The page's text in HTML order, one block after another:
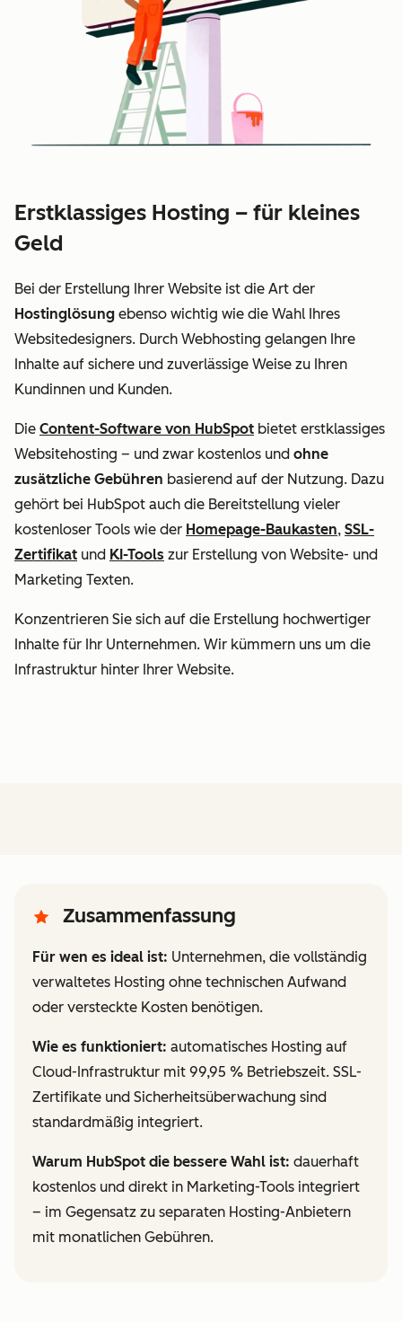
Erstklassiges Hosting – für kleines
Geld
Bei der Erstellung Ihrer Website ist die Art der
Hostinglösung ebenso wichtig wie die Wahl Ihres
Websitedesigners. Durch Webhosting gelangen Ihre
Inhalte auf sichere und zuverlässige Weise zu Ihren
Kundinnen und Kunden.
Die Content-Software von HubSpot bietet erstklassiges
Websitehosting – und zwar kostenlos und ohne
zusätzliche Gebühren basierend auf der Nutzung. Dazu
gehört bei HubSpot auch die Bereitstellung vieler
kostenloser Tools wie der Homepage-Baukasten, SSL-
Zertifikat und KI-Tools zur Erstellung von Website- und
Marketing Texten.
Konzentrieren Sie sich auf die Erstellung hochwertiger
Inhalte für Ihr Unternehmen. Wir kümmern uns um die
Infrastruktur hinter Ihrer Website.
Zusammenfassung
Für wen es ideal ist: Unternehmen, die vollständig
verwaltetes Hosting ohne technischen Aufwand
oder versteckte Kosten benötigen.
Wie es funktioniert: automatisches Hosting auf
Cloud-Infrastruktur mit 99,95 % Betriebszeit. SSL-
Zertifikate und Sicherheitsüberwachung sind
standardmäßig integriert.
Warum HubSpot die bessere Wahl ist: dauerhaft
kostenlos und direkt in Marketing-Tools integriert
– im Gegensatz zu separaten Hosting-Anbietern
mit monatlichen Gebühren.